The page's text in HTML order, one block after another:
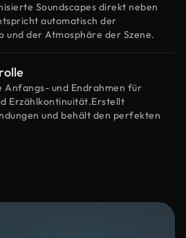
Soundscapes direkt neben
automatisch der
und der Atmosphäre der Szene.
Anfangs- und Endrahmen für
Erzählkontinuität.Erstellt
und behält den perfekten